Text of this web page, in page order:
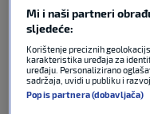
Ipak,Benficaželi
nema nijedan ligaški
najvjerojatnije
Odluku će na kraju,
Florentino Perez,
Mi i naši partneri
sljedeće:
Korištenje preciznih
karakteristika uređaja za
uređaju. Personalizirano
sadržaja, uvidi u publiku i
Popis partnera (dobavljača)